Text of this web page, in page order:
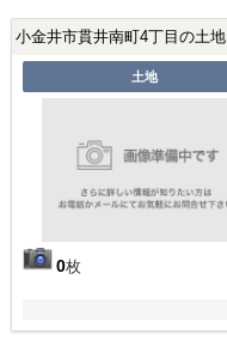
小金井市貫井南町4丁目の土地
土地
0枚